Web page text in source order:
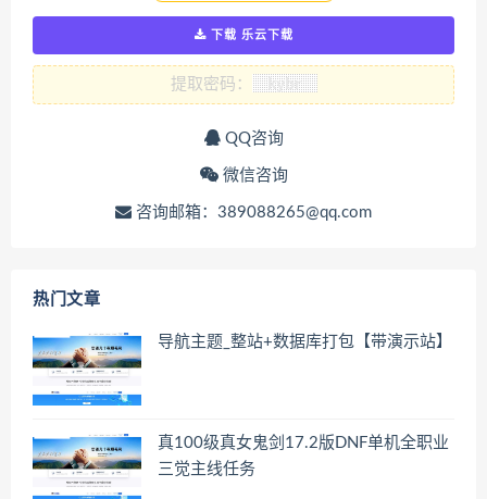
下载 乐云下载
提取密码：
QQ咨询
微信咨询
咨询邮箱：389088265@qq.com
热门文章
导航主题_整站+数据库打包【带演示站】
真100级真女鬼剑17.2版DNF单机全职业
三觉主线任务